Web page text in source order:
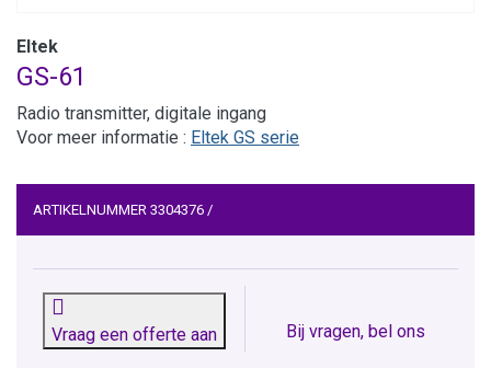
Eltek
GS-61
Radio transmitter, digitale ingang
Voor meer informatie : Eltek GS serie
ARTIKELNUMMER 3304376 /
Vraag een offerte aan Bij vragen, bel ons